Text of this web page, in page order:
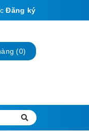
Đăng ký
(0)